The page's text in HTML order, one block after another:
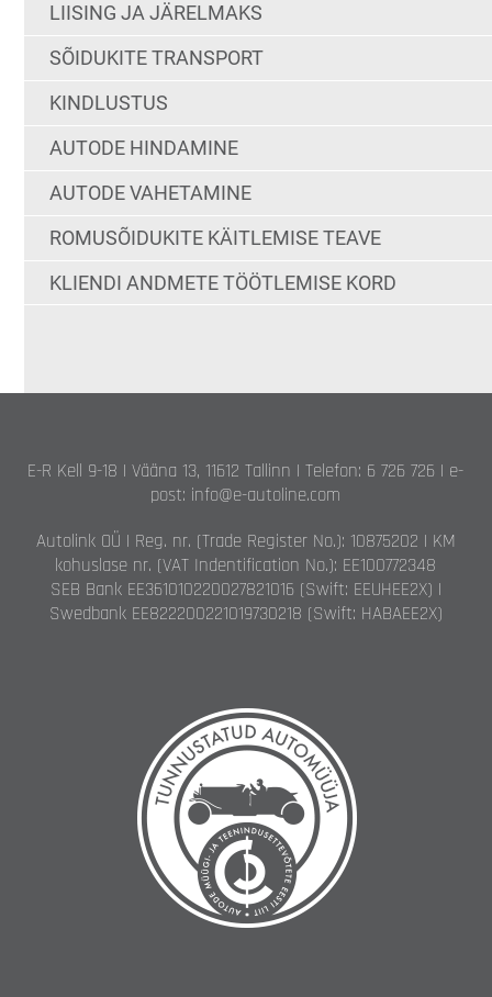
LIISING JA JÄRELMAKS
SÕIDUKITE TRANSPORT
KINDLUSTUS
AUTODE HINDAMINE
AUTODE VAHETAMINE
ROMUSÕIDUKITE KÄITLEMISE TEAVE
KLIENDI ANDMETE TÖÖTLEMISE KORD
E-R Kell 9-18 | Vääna 13, 11612 Tallinn | Telefon: 6 726 726 | e-
post: info@e-autoline.com
Autolink OÜ | Reg. nr. (Trade Register No.): 10875202 | KM
kohuslase nr. (VAT Indentification No.): EE100772348
SEB Bank EE361010220027821016 (Swift: EEUHEE2X) |
Swedbank EE822200221019730218 (Swift: HABAEE2X)